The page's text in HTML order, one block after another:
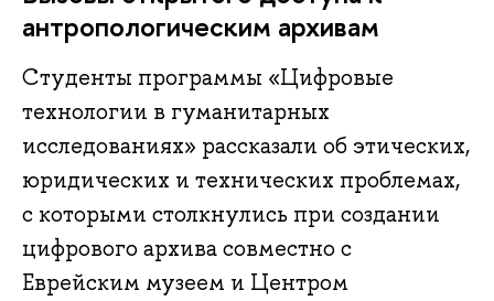
антропологическим архивам
Студенты программы «Цифровые
технологии в гуманитарных
исследованиях» рассказали об этических,
юридических и технических проблемах,
с которыми столкнулись при создании
цифрового архива совместно с
Еврейским музеем и Центром